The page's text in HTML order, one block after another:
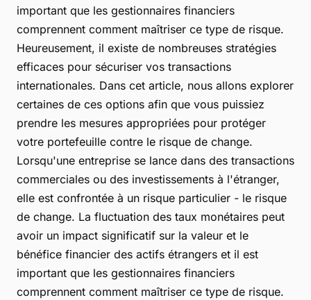
important que les gestionnaires financiers
comprennent comment maîtriser ce type de risque.
Heureusement, il existe de nombreuses stratégies
efficaces pour sécuriser vos transactions
internationales. Dans cet article, nous allons explorer
certaines de ces options afin que vous puissiez
prendre les mesures appropriées pour protéger
votre portefeuille contre le risque de change.
Lorsqu'une entreprise se lance dans des transactions
commerciales ou des investissements à l'étranger,
elle est confrontée à un risque particulier - le risque
de change. La fluctuation des taux monétaires peut
avoir un impact significatif sur la valeur et le
bénéfice financier des actifs étrangers et il est
important que les gestionnaires financiers
comprennent comment maîtriser ce type de risque.